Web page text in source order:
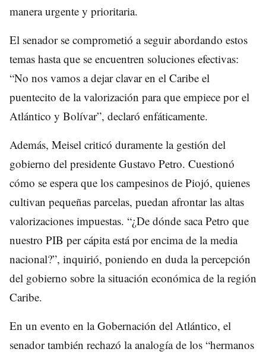
manera urgente y prioritaria.
El senador se comprometió a seguir abordando estos
temas hasta que se encuentren soluciones efectivas:
“No nos vamos a dejar clavar en el Caribe el
puentecito de la valorización para que empiece por el
Atlántico y Bolívar”, declaró enfáticamente.
Además, Meisel criticó duramente la gestión del
gobierno del presidente Gustavo Petro. Cuestionó
cómo se espera que los campesinos de Piojó, quienes
cultivan pequeñas parcelas, puedan afrontar las altas
valorizaciones impuestas. “¿De dónde saca Petro que
nuestro PIB per cápita está por encima de la media
nacional?”, inquirió, poniendo en duda la percepción
del gobierno sobre la situación económica de la región
Caribe.
En un evento en la Gobernación del Atlántico, el
senador también rechazó la analogía de los “hermanos